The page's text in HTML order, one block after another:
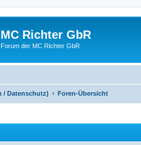
MC Richter GbR
Forum der MC Richter GbR
/ Datenschutz) Foren-Übersicht